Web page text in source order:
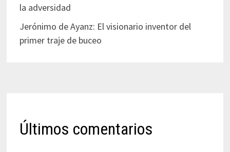
la adversidad
Jerónimo de Ayanz: El visionario inventor del
primer traje de buceo
Últimos comentarios